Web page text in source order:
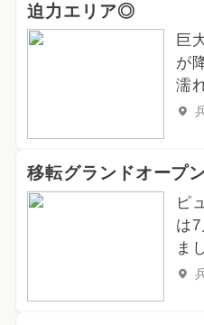
迫力エリア◎
巨
が
濡
移転グランドオープン
ピ
は
ま